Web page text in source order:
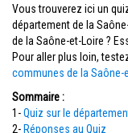
Vous trouverez ici un
département de la
de la Saône-et-Loire ?
Pour aller plus loin,
communes de la Saône-
Sommaire :
1-Quiz sur le
2- Réponses au Quiz